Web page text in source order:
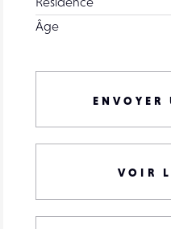
Âge
ENVOYER
VOIR